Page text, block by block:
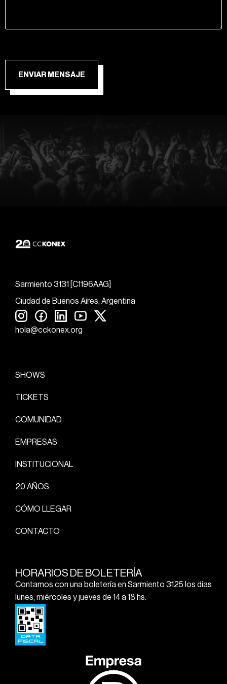
ENVIAR MENSAJE
Sarmiento 3131 [C1196AAG]
Ciudad de Buenos Aires, Argentina
hola@cckonex.org
SHOWS
TICKETS
COMUNIDAD
EMPRESAS
INSTITUCIONAL
20 AÑOS
CÓMO LLEGAR
CONTACTO
HORARIOS DE BOLETERÍA
Contamos con una boletería en Sarmiento 3125 los días
lunes, miércoles y jueves de 14 a 18 hs.